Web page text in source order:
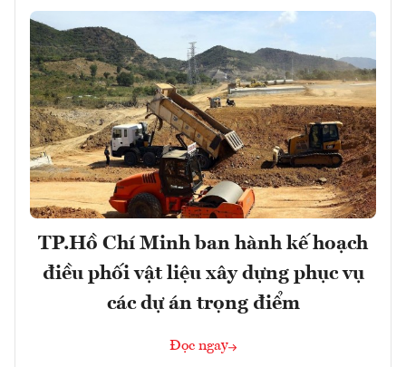
TP.Hồ Chí Minh ban hành kế hoạch
điều phối vật liệu xây dựng phục vụ
các dự án trọng điểm
Đọc ngay